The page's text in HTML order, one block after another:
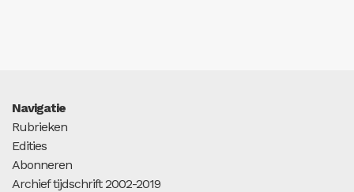
Navigatie
Rubrieken
Edities
Abonneren
Archief tijdschrift 2002-2019